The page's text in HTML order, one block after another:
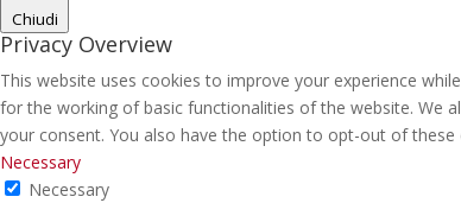
Chiudi
Privacy Overview
This website uses cookies to improve your experience
for the working of basic functionalities of the website. We
your consent. You also have the option to opt-out of
Necessary
Necessary